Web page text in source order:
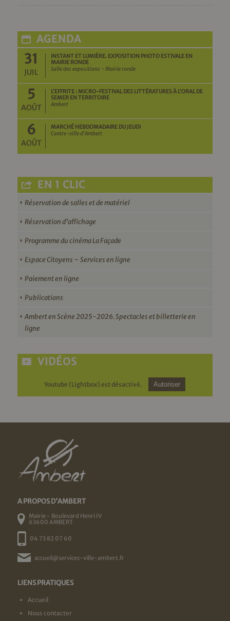
AGENDA
31
JUIL
INSTANT ET LUMIÈRE. EXPOSITION PHOTO ESTIVALE EN
MAIRIE RONDE
Salle des expositions - Mairie ronde
5
AOÛT
L’EFFRITE : MICRO-FESTIVAL DES LITTÉRATURES À L’ORAL DE
SEMER EN TERRITOIRE
Ambert
6
AOÛT
MARCHÉ HEBDOMADAIRE DU JEUDI
Centre-ville d'Ambert
EN 1 CLIC
Réservation de salles et de matériel
Réservation d’affichage
Programme du cinéma La Façade
Espace Citoyens – Services en ligne
Paiement en ligne
Publications
Ambert en Scène 2025-2026. Spectacles et billetterie en
ligne
VIDÉOS
Youtube (Lightbox) est désactivé. Autoriser
A PROPOS D'AMBERT
Mairie - Boulevard Henri IV
63600 AMBERT
04 73 82 07 60
accueil@services-ville-ambert.fr
LIENS PRATIQUES
Accueil
Nous contacter